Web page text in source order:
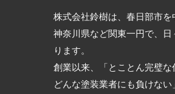
株式会社鈴樹は、春日部市を
神奈川県など関東一円で、
ります。
創業以来、「とことん完璧
どんな塗装業者にも負けな